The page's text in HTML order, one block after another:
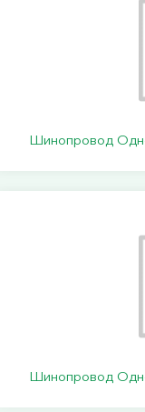
Шинопровод
Шинопровод